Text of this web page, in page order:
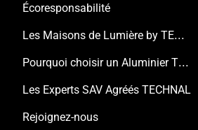
Écoresponsabilité
Les Maisons de Lumière by TECHNAL
Pourquoi choisir un Aluminier TECHNAL ?
Les Experts SAV Agréés TECHNAL
Rejoignez-nous